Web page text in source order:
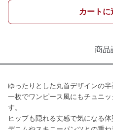
カートに
商品
ゆったりとした丸首デザインの半
一枚でワンピース風にもチュニ
す。
ヒップも隠れる丈感で気になる体